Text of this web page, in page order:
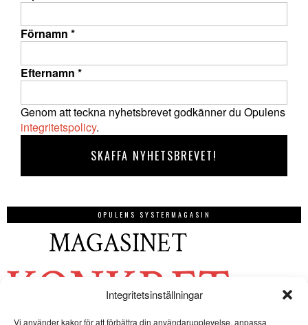
Integritetsinställningar
Vi använder kakor för att förbättra din användarupplevelse, anpassa
Förnamn *
Efternamn *
Genom att teckna nyhetsbrevet godkänner du Opulens
integritetspolicy.
OPULENS SYSTERMAGASIN